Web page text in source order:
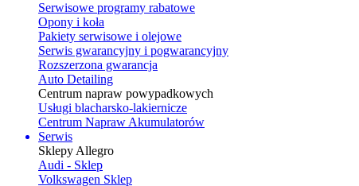
Serwisowe programy rabatowe
Opony i koła
Pakiety serwisowe i olejowe
Serwis gwarancyjny i pogwarancyjny
Rozszerzona gwarancja
Auto Detailing
Centrum napraw powypadkowych
Usługi blacharsko-lakiernicze
Centrum Napraw Akumulatorów
Serwis
Sklepy Allegro
Audi - Sklep
Volkswagen Sklep